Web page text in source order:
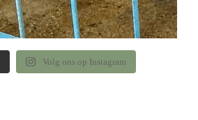
Volg ons op Instagram